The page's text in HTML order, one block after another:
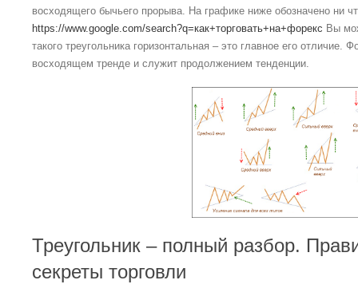
восходящего бычьего прорыва. На графике ниже обозначено ни
https://www.google.com/search?q=как+торговать+на+форекс Вы
такого треугольника горизонтальная – это главное его отличие.
восходящем тренде и служит продолжением тенденции.
Треугольник – полный разбор.
секреты торговли